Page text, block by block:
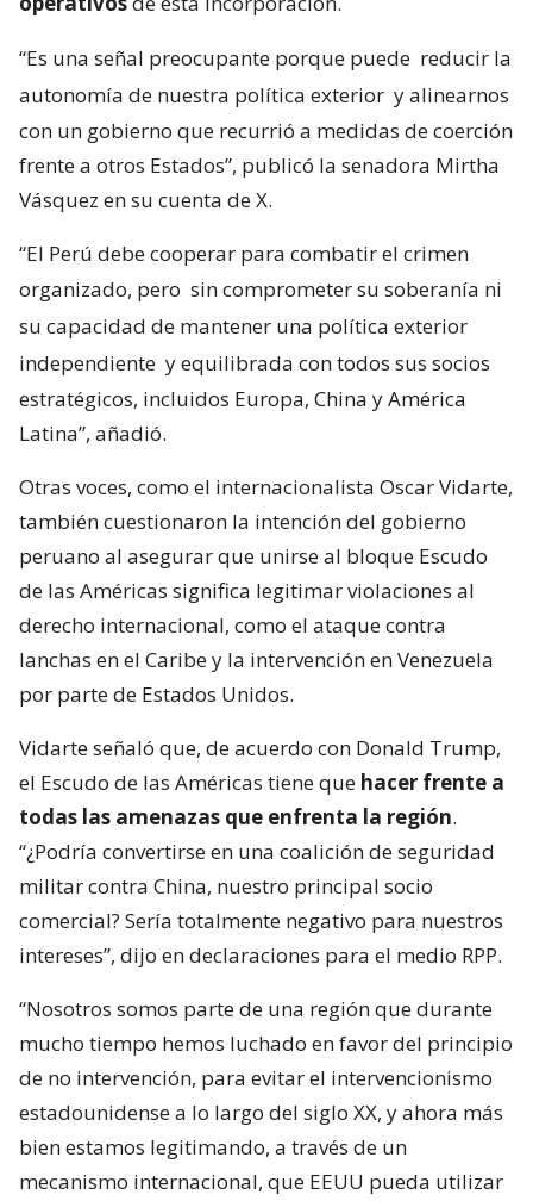
“Es una señal preocupante porque puede reducir la
autonomía de nuestra política exterior y alinearnos
con un gobierno que recurrió a medidas de coerción
frente a otros Estados”, publicó la senadora Mirtha
Vásquez en su cuenta de X.
“El Perú debe cooperar para combatir el crimen
organizado, pero sin comprometer su soberanía ni
su capacidad de mantener una política exterior
independiente y equilibrada con todos sus socios
estratégicos, incluidos Europa, China y América
Latina”, añadió.
Otras voces, como el internacionalista Oscar Vidarte,
también cuestionaron la intención del gobierno
peruano al asegurar que unirse al bloque Escudo
de las Américas significa legitimar violaciones al
derecho internacional, como el ataque contra
lanchas en el Caribe y la intervención en Venezuela
por parte de Estados Unidos.
Vidarte señaló que, de acuerdo con Donald Trump,
el Escudo de las Américas tiene que hacer frente a
todas las amenazas que enfrenta la región.
“¿Podría convertirse en una coalición de seguridad
militar contra China, nuestro principal socio
comercial? Sería totalmente negativo para nuestros
intereses”, dijo en declaraciones para el medio RPP.
“Nosotros somos parte de una región que durante
mucho tiempo hemos luchado en favor del principio
de no intervención, para evitar el intervencionismo
estadounidense a lo largo del siglo XX, y ahora más
bien estamos legitimando, a través de un
mecanismo internacional, que EEUU pueda utilizar